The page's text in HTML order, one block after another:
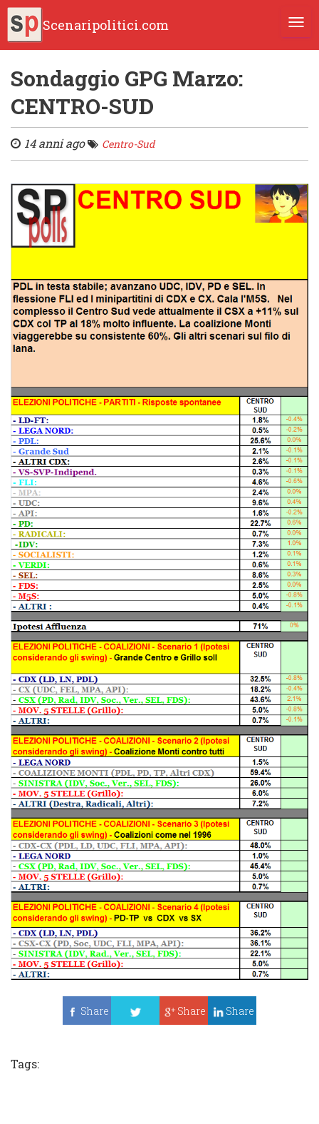
Scenaripolitici.com
Sondaggio GPG Marzo:
CENTRO-SUD
14 anni ago Centro-Sud
Share
Share Share
Tags: